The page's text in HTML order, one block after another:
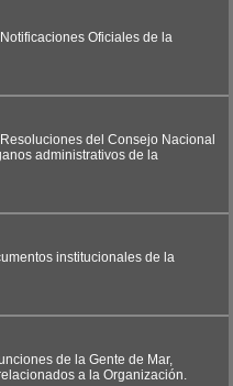
Oficiales de la
del Consejo Nacional
administrativos de la
institucionales de la
de la Gente de Mar,
a la Organización.